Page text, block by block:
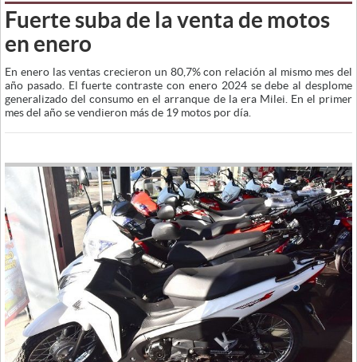
Fuerte suba de la venta de motos
en enero
En enero las ventas crecieron un 80,7% con relación al mismo mes del
año pasado. El fuerte contraste con enero 2024 se debe al desplome
generalizado del consumo en el arranque de la era Milei. En el primer
mes del año se vendieron más de 19 motos por día.